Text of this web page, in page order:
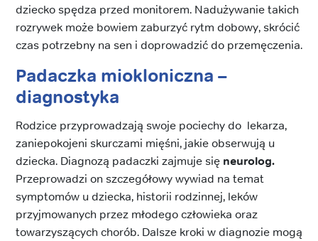
dziecko spędza przed monitorem. Nadużywanie takich
rozrywek może bowiem zaburzyć rytm dobowy, skrócić
czas potrzebny na sen i doprowadzić do przemęczenia.
Padaczka miokloniczna –
diagnostyka
Rodzice przyprowadzają swoje pociechy do lekarza,
zaniepokojeni skurczami mięśni, jakie obserwują u
dziecka. Diagnozą padaczki zajmuje się neurolog.
Przeprowadzi on szczegółowy wywiad na temat
symptomów u dziecka, historii rodzinnej, leków
przyjmowanych przez młodego człowieka oraz
towarzyszących chorób. Dalsze kroki w diagnozie mogą